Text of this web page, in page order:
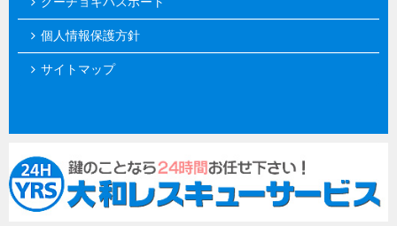
個人情報保護方針
サイトマップ